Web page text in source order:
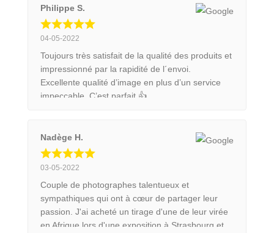
stories behind each shot. Their photos are
beautiful. Some are really typical of wildlife shots
and reveal the beauty of the subjects, some
colours or the lines. Hence, according to what
makes you vibrate, you have a wide range of
shots to choose from. They really do have an eye
to bring a little part of nature alive on paper.
Philippe S.
04-05-2022
Toujours très satisfait de la qualité des produits et
impressionné par la rapidité de l´envoi.
Excellente qualité d’image en plus d’un service
impeccable. C’est parfait 👍
Nadège H.
03-05-2022
Couple de photographes talentueux et
sympathiques qui ont à cœur de partager leur
passion. J'ai acheté un tirage d'une de leur virée
en Afrique lors d'une exposition à Strasbourg et